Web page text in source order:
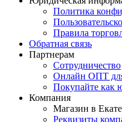
Политика
Правила
Обратная связь
Партнерам
Сотрудничество
Онлайн ОПТ
Покупайте как
Компания
Магазин в
Реквизиты